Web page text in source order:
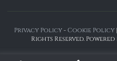
Privacy Policy-Cookie Policy
Rights Reserved. Powered